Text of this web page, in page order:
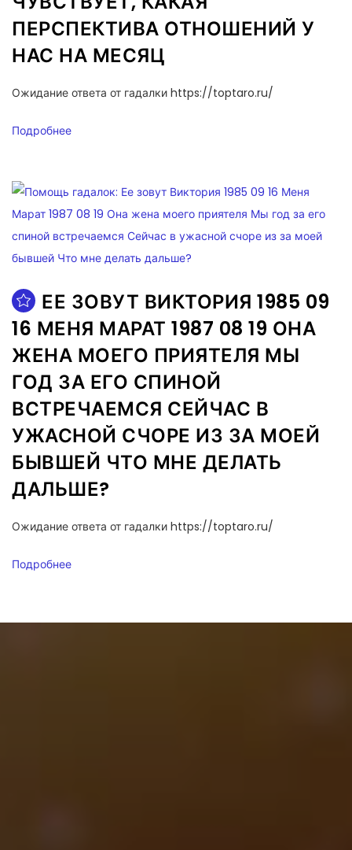
ПЕРСПЕКТИВА ОТНОШЕНИЙ У
НАС НА МЕСЯЦ
Ожидание ответа от гадалки https://toptaro.ru/
Подробнее
ЕЕ ЗОВУТ ВИКТОРИЯ 1985 09
16 МЕНЯ МАРАТ 1987 08 19 ОНА
ЖЕНА МОЕГО ПРИЯТЕЛЯ МЫ
ГОД ЗА ЕГО СПИНОЙ
ВСТРЕЧАЕМСЯ СЕЙЧАС В
УЖАСНОЙ СЧОРЕ ИЗ ЗА МОЕЙ
БЫВШЕЙ ЧТО МНЕ ДЕЛАТЬ
ДАЛЬШЕ?
Ожидание ответа от гадалки https://toptaro.ru/
Подробнее